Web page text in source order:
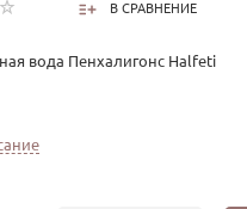
В СРАВНЕНИЕ
вода Пенхалигонс Halfeti
и насыщенный аромат,
характер, создавая